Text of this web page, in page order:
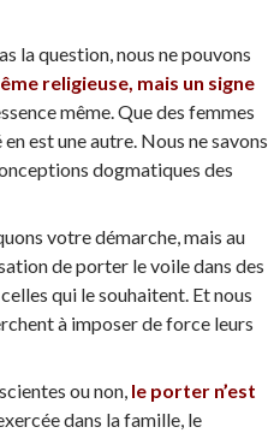
la question, nous ne pouvons
religieuse, mais un signe
même. Que des femmes
est une autre. Nous ne savons
dogmatiques des
votre démarche, mais au
de porter le voile dans des
qui le souhaitent. Et nous
à imposer de force leurs
ou non,le porter n’est
dans la famille, le